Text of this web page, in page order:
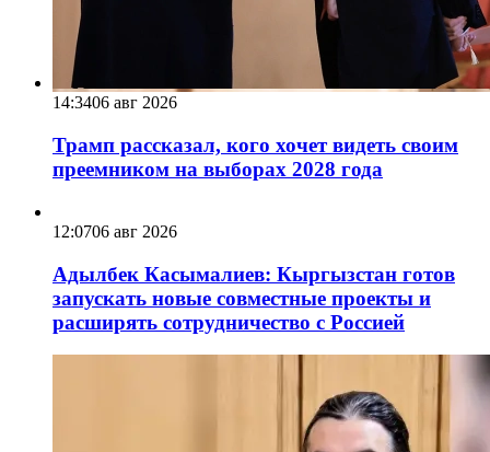
14:3406 авг 2026
Трамп рассказал, кого хочет видеть своим
преемником на выборах 2028 года
12:0706 авг 2026
Адылбек Касымалиев: Кыргызстан готов
запускать новые совместные проекты и
расширять сотрудничество с Россией